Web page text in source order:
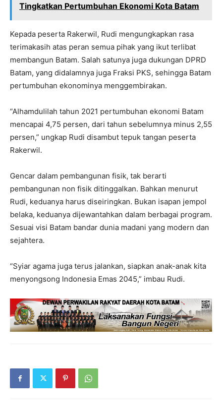
Tingkatkan Pertumbuhan Ekonomi Kota Batam
Kepada peserta Rakerwil, Rudi mengungkapkan rasa
terimakasih atas peran semua pihak yang ikut terlibat
membangun Batam. Salah satunya juga dukungan DPRD
Batam, yang didalamnya juga Fraksi PKS, sehingga Batam
pertumbuhan ekonominya menggembirakan.
“Alhamdulilah tahun 2021 pertumbuhan ekonomi Batam
mencapai 4,75 persen, dari tahun sebelumnya minus 2,55
persen,” ungkap Rudi disambut tepuk tangan peserta
Rakerwil.
Gencar dalam pembangunan fisik, tak berarti
pembangunan non fisik ditinggalkan. Bahkan menurut
Rudi, keduanya harus diseiringkan. Bukan isapan jempol
belaka, keduanya dijewantahkan dalam berbagai program.
Sesuai visi Batam bandar dunia madani yang modern dan
sejahtera.
“Syiar agama juga terus jalankan, siapkan anak-anak kita
menyongsong Indonesia Emas 2045,” imbau Rudi.